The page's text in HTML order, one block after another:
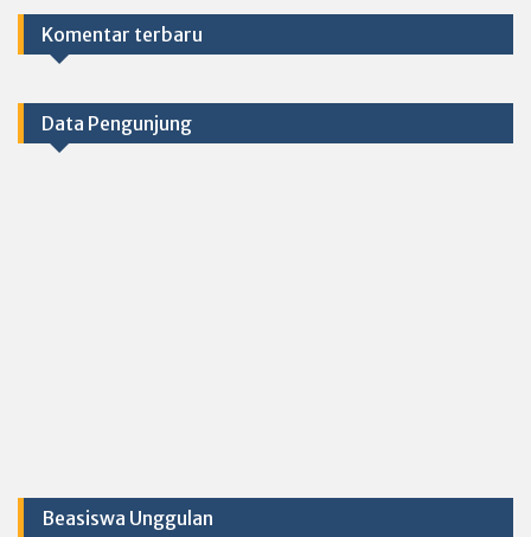
Komentar terbaru
Data Pengunjung
Beasiswa Unggulan